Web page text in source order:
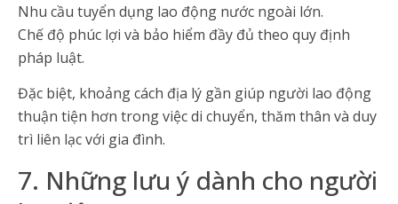
Nhu cầu tuyển dụng lao động nước ngoài lớn.
Chế độ phúc lợi và bảo hiểm đầy đủ theo quy định
pháp luật.
Đặc biệt, khoảng cách địa lý gần giúp người lao động
thuận tiện hơn trong việc di chuyển, thăm thân và duy
trì liên lạc với gia đình.
7. Những lưu ý dành cho người